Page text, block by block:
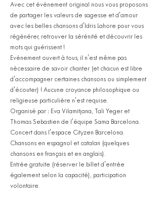
Avec cet événement original nous vous proposons
de partager les valeurs de sagesse et d'amour
avec les belles chansons d'Idris Lahore pour vous
régénérer, retrouver la sérénité et découvrir les
mots qui guérissent !
Evénement ouvert à tous, il n'est même pas
nécessaire de savoir chanter (et chacun est libre
d'accompagner certaines chansons ou simplement
d'écouter) ! Aucune croyance philosophique ou
religieuse particulière n'est requise.
Organisé par : Eva Vilamitjana, Tali Yeger et
Thomas Sebastien de l'équipe Sama Barcelona.
Concert dans l'espace Cityzen Barcelona.
Chansons en espagnol et catalan (quelques
chansons en français et en anglais).
Entrée gratuite (réserver le billet d'entrée
également selon la capacité), participation
volontaire.